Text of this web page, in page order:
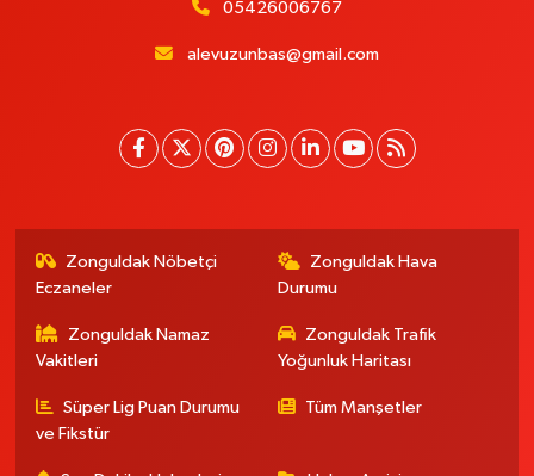
05426006767
alevuzunbas@gmail.com
Zonguldak Nöbetçi
Eczaneler
Zonguldak Hava
Durumu
Zonguldak Namaz
Vakitleri
Zonguldak Trafik
Yoğunluk Haritası
Süper Lig Puan Durumu
ve Fikstür
Tüm Manşetler